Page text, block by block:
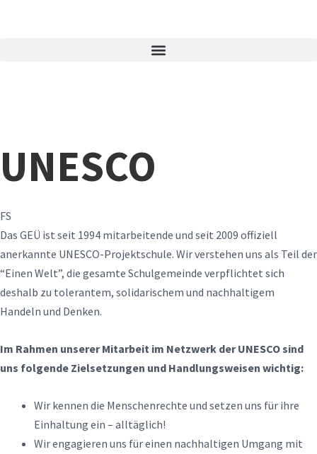
UNESCO
FS
Das GEÜ ist seit 1994 mitarbeitende und seit 2009 offiziell
anerkannte UNESCO-Projektschule. Wir verstehen uns als Teil der
“Einen Welt”, die gesamte Schulgemeinde verpflichtet sich
deshalb zu tolerantem, solidarischem und nachhaltigem
Handeln und Denken.
Im Rahmen unserer Mitarbeit im Netzwerk der UNESCO sind
uns folgende Zielsetzungen und Handlungsweisen wichtig:
Wir kennen die Menschenrechte und setzen uns für ihre
Einhaltung ein – alltäglich!
Wir engagieren uns für einen nachhaltigen Umgang mit